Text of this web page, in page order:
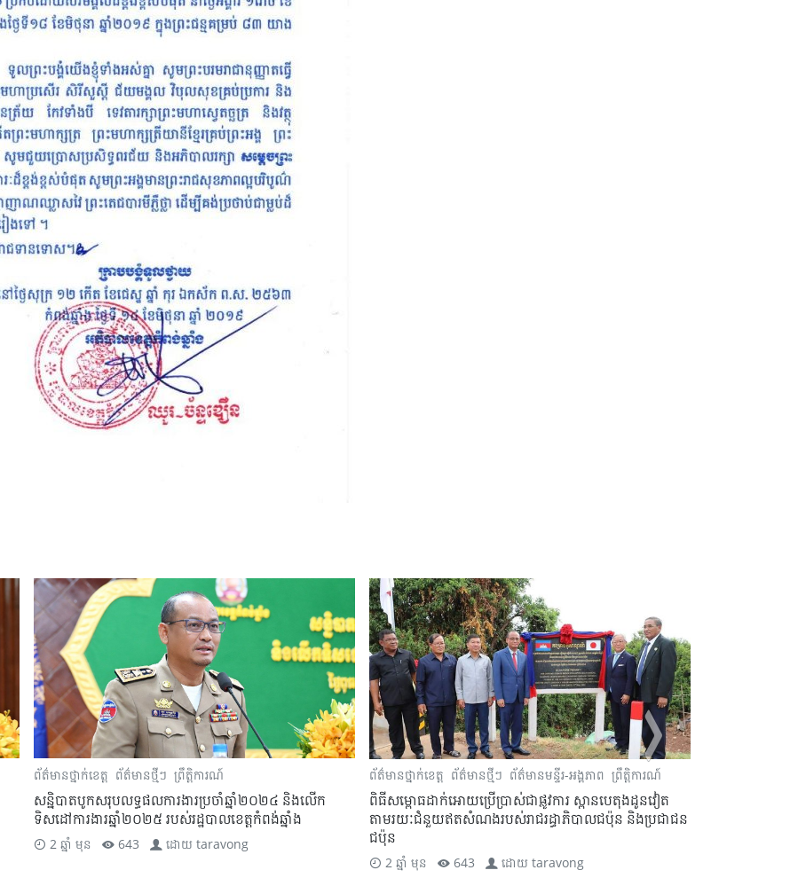
ព័ត៌មានថ្នាក់ខេត្ត ព័ត៌មានថ្មីៗ ព្រឹត្តិការណ៍
សន្និបាតបូកសរុបលទ្ធផលការងារប្រចាំឆ្នាំ២០២៤ និងលើក
ទិសដៅការងារឆ្នាំ២០២៥ របស់រដ្ឋបាលខេត្តកំពង់ឆ្នាំង
2 ឆ្នាំ មុន 643 ដោយ taravong
ព័ត៌មានថ្នាក់ខេត្ត ព័ត៌មានថ្មីៗ ព័ត៌មានមន្ទីរ-អង្គភាព ព្រឹត្តិការណ៍
ពិធីសម្ពោធដាក់អោយប្រើប្រាស់ជាផ្លូវការ ស្ពានបេតុងដូនវៀត
តាមរយៈជំនួយឥតសំណងរបស់រាជរដ្ធាភិបាលជប៉ុន និងប្រជាជន
ជប៉ុន
2 ឆ្នាំ មុន 643 ដោយ taravong